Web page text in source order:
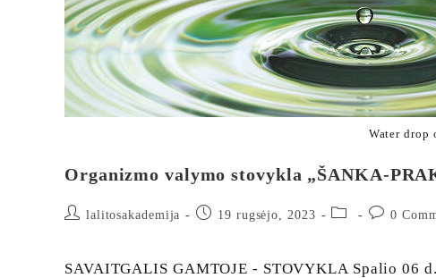
Water drop
Organizmo valymo stovykla „ŠANKA-
lalitosakademija 19 rugsėjo, 2023 0
SAVAITGALIS GAMTOJE - STOVYKLA Spalio 06